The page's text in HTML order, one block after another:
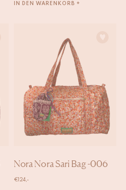
IN DEN WARENKORB +
Nora Nora Sari Bag -006
€ 124,-